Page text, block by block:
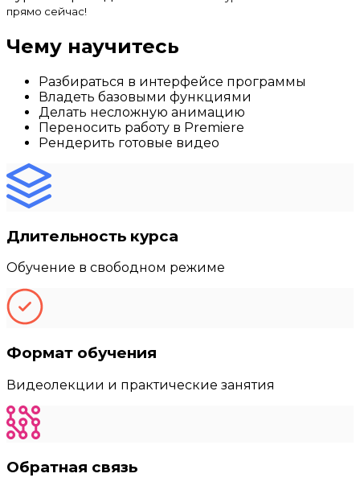
прямо сейчас!
Чему научитесь
Разбираться в интерфейсе программы
Владеть базовыми функциями
Делать несложную анимацию
Переносить работу в Premiere
Рендерить готовые видео
Длительность курса
Обучение в свободном режиме
Формат обучения
Видеолекции и практические занятия
Обратная связь